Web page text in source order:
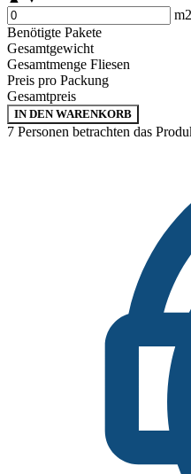
m2
Benötigte Pakete
Gesamtgewicht
Gesamtmenge Fliesen
Preis pro Packung
Gesamtpreis
IN DEN WARENKORB
7 Personen betrachten das